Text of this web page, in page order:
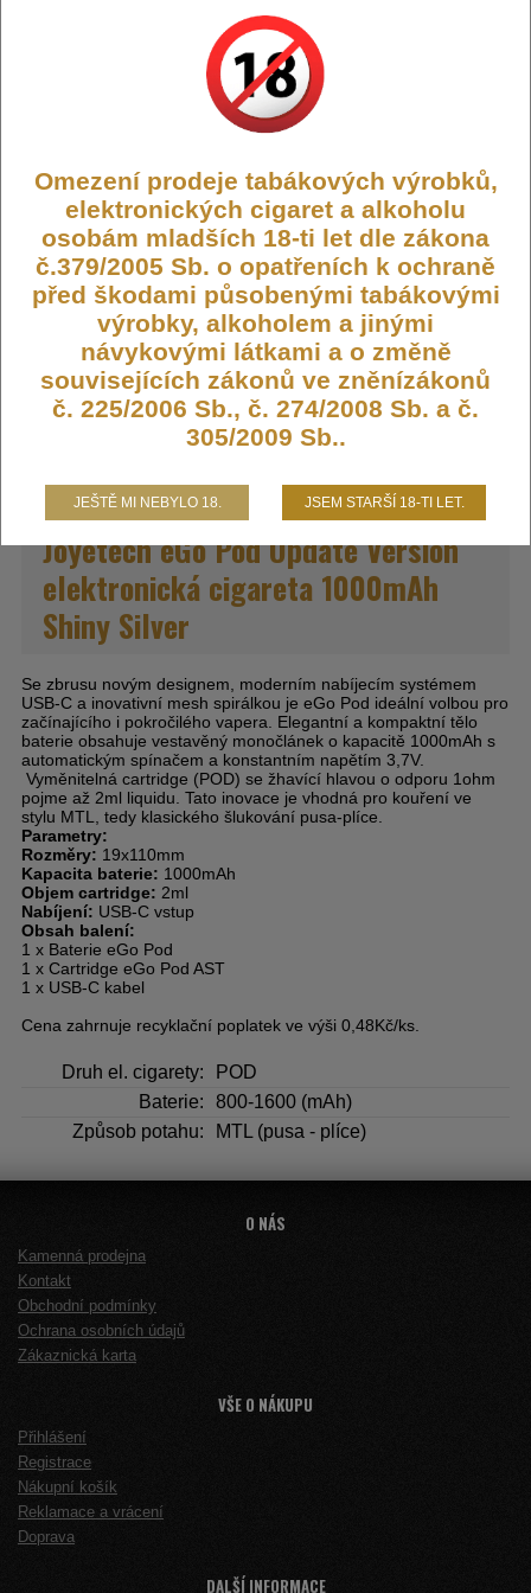
Výrobce:
Joyetech
CIG-EGOAIO-EGO-AIO-UV-SS
Dostupnost: Skladem
Počet ks:
53 ks
319,- KČ
DO KOŠÍKU
Joyetech eGo Pod Update Version
elektronická cigareta 1000mAh
Shiny Silver
Se zbrusu novým designem, moderním nabíjecím systémem
USB-C a inovativní mesh spirálkou je eGo Pod ideální volbou pro
začínajícího i pokročilého vapera. Elegantní a kompaktní tělo
baterie obsahuje vestavěný monočlánek o kapacitě 1000mAh s
automatickým spínačem a konstantním napětím 3,7V.
Vyměnitelná cartridge (POD) se žhavící hlavou o odporu 1ohm
pojme až 2ml liquidu. Tato inovace je vhodná pro kouření ve
stylu MTL, tedy klasického šlukování pusa-plíce.
Parametry:
Rozměry: 19x110mm
Kapacita baterie: 1000mAh
Objem cartridge: 2ml
Nabíjení: USB-C vstup
Obsah balení:
1 x Baterie eGo Pod
1 x Cartridge eGo Pod AST
1 x USB-C kabel
Cena zahrnuje recyklační poplatek ve výši 0,48Kč/ks.
Druh el. cigarety:
POD
Baterie:
800-1600 (mAh)
Způsob potahu:
MTL (pusa - plíce)
O NÁS
Kamenná prodejna
Kontakt
Obchodní podmínky
Ochrana osobních údajů
Zákaznická karta
VŠE O NÁKUPU
Přihlášení
Registrace
Nákupní košík
Reklamace a vrácení
Doprava
DALŠÍ INFORMACE
Omezení prodeje tabákových výrobků,
elektronických cigaret a alkoholu
osobám mladších 18-ti let dle zákona
č.379/2005 Sb. o opatřeních k ochraně
před škodami působenými tabákovými
výrobky, alkoholem a jinými
návykovými látkami a o změně
souvisejících zákonů ve zněnízákonů
č. 225/2006 Sb., č. 274/2008 Sb. a č.
305/2009 Sb..
JEŠTĚ MI NEBYLO 18. JSEM STARŠÍ 18-TI LET.